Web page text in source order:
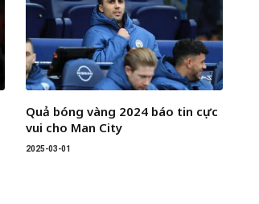
Quả bóng vàng 2024 báo tin cực
vui cho Man City
2025-03-01